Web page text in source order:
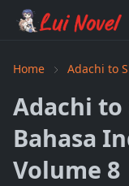
Home Adachi to
Adachi
Bahasa
Volume 8